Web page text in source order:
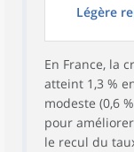
Légère
En France, la
atteint 1,3 %
modeste (0,6
pour
le recul du